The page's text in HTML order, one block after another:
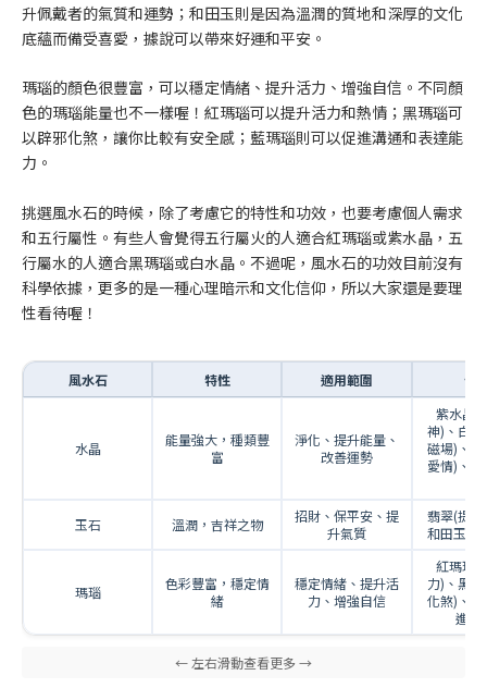
升佩戴者的氣質和運勢；和田玉則是因為溫潤的質地和深厚的文化
底蘊而備受喜愛，據說可以帶來好運和平安。
瑪瑙的顏色很豐富，可以穩定情緒、提升活力、增強自信。不同顏
色的瑪瑙能量也不一樣喔！紅瑪瑙可以提升活力和熱情；黑瑪瑙可
以辟邪化煞，讓你比較有安全感；藍瑪瑙則可以促進溝通和表達能
力。
挑選風水石的時候，除了考慮它的特性和功效，也要考慮個人需求
和五行屬性。有些人會覺得五行屬火的人適合紅瑪瑙或紫水晶，五
行屬水的人適合黑瑪瑙或白水晶。不過呢，風水石的功效目前沒有
科學依據，更多的是一種心理暗示和文化信仰，所以大家還是要理
性看待喔！
風水石 特性 適用範圍 例
水晶
能量強大，種類豐
富
淨化、提升能量、
改善運勢
紫水晶(
神)、白
磁場)、
愛情)、
玉石 溫潤，吉祥之物
招財、保平安、提
升氣質
翡翠(提
和田玉(
瑪瑙
色彩豐富，穩定情
緒
穩定情緒、提升活
力、增強自信
紅瑪瑙(
力)、黑
化煞)、
進溝